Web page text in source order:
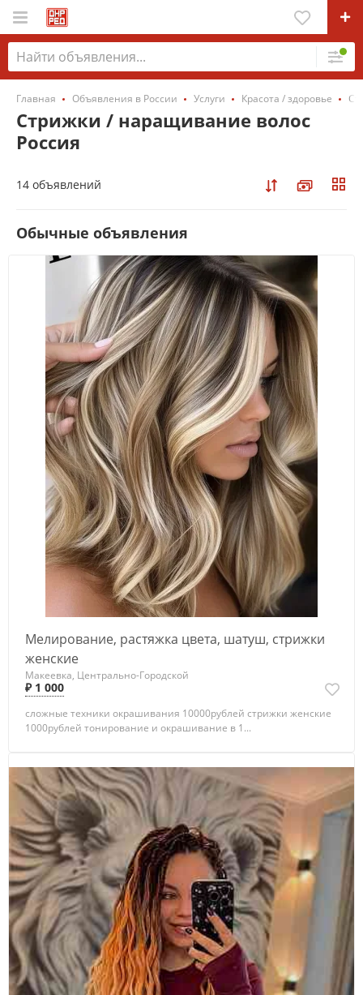
Главная Объявления в России Услуги Красота / здоровье
Стрижки / наращивание волос
Россия
14 объявлений
Обычные объявления
Мелирование, растяжка цвета, шатуш, стрижки
женские
Макеевка, Центрально-Городской
₽ 1 000
сложные техники окрашивания 10000рублей стрижки женские
1000рублей тонирование и окрашивание в 1...